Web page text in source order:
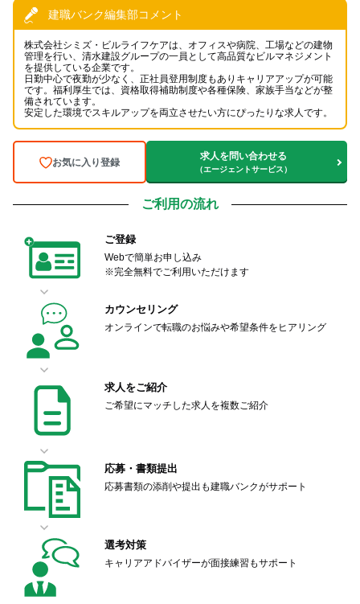
建職バンク編集部コメント
株式会社シミズ・ビルライフケアは、オフィスや病院、工場などの建物
管理を行い、清水建設グループの一員として高品質なビルマネジメント
を提供している企業です。
日勤中心で夜勤が少なく、正社員登用制度もありキャリアアップが可能
です。福利厚生では、資格取得補助制度や各種保険、家族手当などが整
備されています。
安定した環境でスキルアップを両立させたい方にぴったりな求人です。
お気に入り登録
求人を問い合わせる
（エージェントサービス）
ご利用の流れ
ご登録
Webで簡単お申し込み
※完全無料でご利用いただけます
カウンセリング
オンラインで転職のお悩みや希望条件をヒアリング
求人をご紹介
ご希望にマッチした求人を複数ご紹介
応募・書類提出
応募書類の添削や提出も建職バンクがサポート
選考対策
キャリアアドバイザーが面接練習もサポート